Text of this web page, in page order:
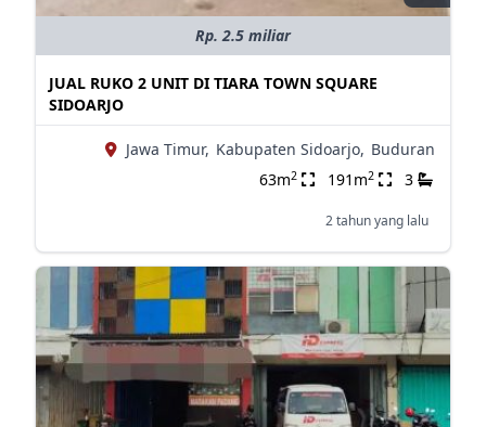
Rp. 2.5 miliar
JUAL RUKO 2 UNIT DI TIARA TOWN SQUARE
SIDOARJO
Jawa Timur, Kabupaten Sidoarjo, Buduran
63m2 191m2 3
2 tahun yang lalu